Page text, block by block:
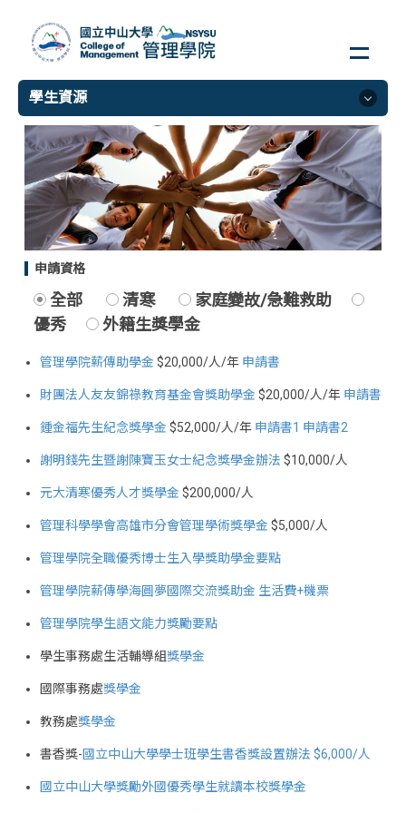
要
學生資源
學生資源
獎學金
出國及補助
自學社團補助
ERS行動補助
申請資格
全部 清寒
家庭變故/急難救助
優秀
外籍生獎學金
管理學院薪傳助學金 $20,000/人/年 申請書
財團法人友友錦祿教育基金會獎助學金 $20,000/人/年 申請書
鍾金福先生紀念獎學金 $52,000/人/年 申請書1 申請書2
謝明錢先生暨謝陳寶玉女士紀念獎學金辦法 $10,000/人
元大清寒優秀人才獎學金 $200,000/人
管理科學學會高雄市分會管理學術獎學金 $5,000/人
管理學院全職優秀博士生入學獎助學金要點
管理學院薪傳學海圓夢國際交流獎助金 生活費+機票
管理學院學生語文能力獎勵要點
學生事務處生活輔導組獎學金
國際事務處獎學金
教務處獎學金
書香獎-國立中山大學學士班學生書香獎設置辦法 $6,000/人
國立中山大學獎勵外國優秀學生就讀本校獎學金